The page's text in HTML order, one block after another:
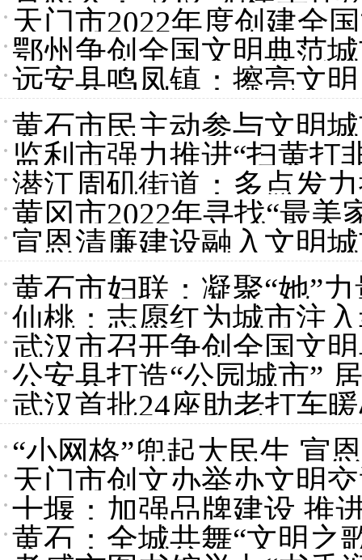
天门市2022年度创建全
鄂州争创全国文明典范
远安县鸣凤镇：擦亮文
黄石市民主动参与文明
监利市强力推进“扫黄打
潜江周矶街道：多点发
黄冈市2022年寻找“最美
宣恩清廉建设融入文明
黄石市妇联：凝聚“她”
仙桃：志愿红为城市注
武汉市召开争创全国文
公安县打造“公园城市”
武汉首批24座助老打车
“小网格”兜起大民生 宣
天门市创文办举办文明
十堰：加强品牌建设 推
黄石：全城共舞“文明之